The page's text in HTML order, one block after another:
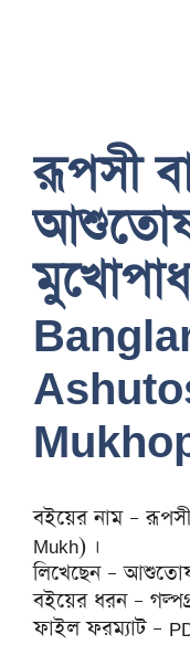
রূপসী
বইয়ের নাম –
Mukh) ।
লিখেছেন –
বইয়ের ধরন –
ফাইল ফরম্যাট –